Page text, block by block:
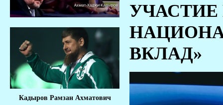
Кадыров Рамзан Ахматович
ВКЛАД»